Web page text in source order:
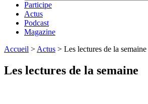
Participe
Actus
Podcast
Magazine
Accueil > Actus > Les lectures de la semaine
Les lectures de la semaine